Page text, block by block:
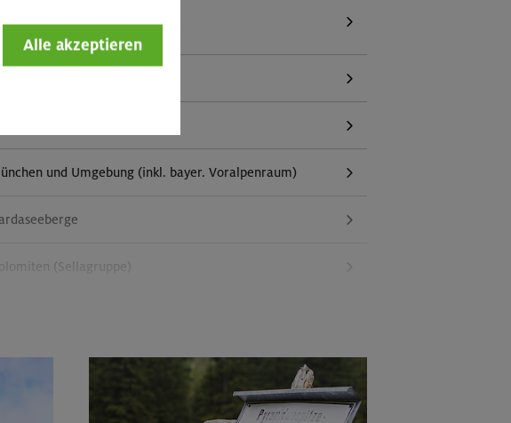
und Umgebung (inkl. bayer. Voralpenraum)
(Sellagruppe)
Alle akzeptieren